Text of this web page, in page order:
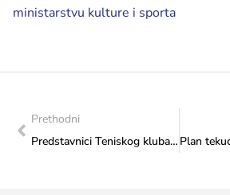
ministarstvu kulture i sporta
Prethodni
Predstavnici Teniskog kluba Mostar u posjeti Federalnom ministarstvu kulture i sporta